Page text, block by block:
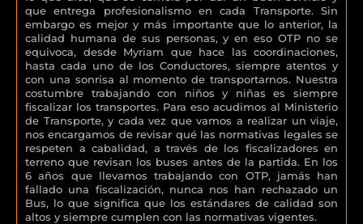
que entrega profesionalismo en cada Transporte. Sin
embargo es mejor y más importante que lo anterior, la
calidad humana de sus personas, y en eso OTP no se
equivoca, desde Myriam que hace las coordinaciones,
hasta cada uno de los Conductores, siempre atentos y
con una sonrisa al momento de transportarnos. Nuestra
costumbre trabajando con niños y niñas es siempre
fiscalizar los transportes. Para eso acudimos al Ministerio
de Transporte, y cada vez que vamos a realizar un viaje,
nos encargamos de revisar qué las normativas legales se
respeten a cabalidad, a través de los fiscalizadores en
terreno que revisan los buses antes de la partida. En los
6 años que llevamos trabajando con OTP, jamás han
fallado una fiscalización, nunca nos han rechazado un
Bus, lo que significa que los estándares de calidad son
altos y siempre cumplen con las normativas vigentes.